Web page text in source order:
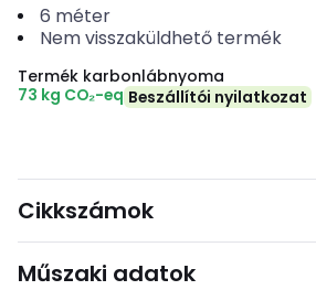
6 méter
Nem visszaküldhető termék
Termék karbonlábnyoma
73 kg CO₂-eq Beszállítói nyilatkozat
Cikkszámok
Műszaki adatok